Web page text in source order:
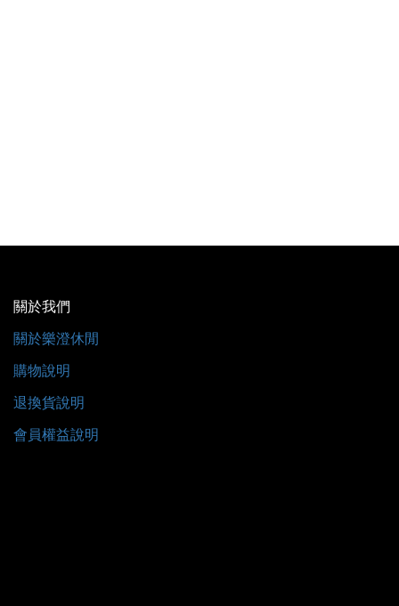
關於我們
關於樂澄休閒
購物說明
退換貨說明
會員權益說明